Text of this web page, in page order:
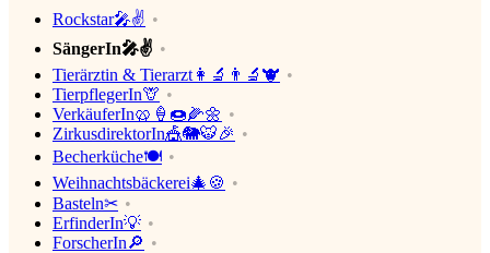
Rockstar🎤✌
SängerIn🎤✌
Tierärztin & Tierarzt👩‍🔬👨‍🔬🐮
TierpflegerIn🦒
VerkäuferIn🥨🍦🍩🌽🌼
ZirkusdirektorIn🎪🐘🐯🎉
Becherküche🍽
Weihnachtsbäckerei🎄🍪
Basteln✂
ErfinderIn💡
ForscherIn🔎